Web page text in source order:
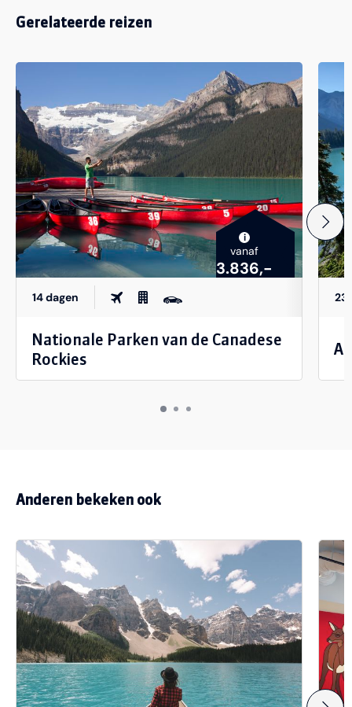
Gerelateerde reizen
i
vanaf
3.836,-
14 dagen
Nationale Parken van de Canadese
Rockies
23
Anderen bekeken ook